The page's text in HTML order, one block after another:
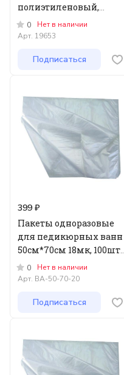
полиэтиленовый,
белый, 100 шт.в пачке,
Medicosm
0
Нет в наличии
Арт. 19653
Подписаться
399 ₽
Пакеты одноразовые
для педикюрных ванн
50см*70см 18мк, 100шт/
уп0
Нет в наличии
Арт. ВА-50-70-20
Подписаться